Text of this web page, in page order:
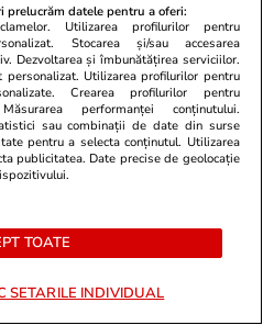
teorie
Putin
datele pentru a oferi:
Utilizarea profilurilor pentru
Stocarea și/sau accesarea
Dezvoltarea și îmbunătățirea serviciilor.
personalizat. Utilizarea profilurilor pentru
Crearea profilurilor pentru
performanței conținutului.
sau combinații de date din surse
pentru a selecta conținutul. Utilizarea
publicitatea. Date precise de geolocație
TOATE
SETARILE INDIVIDUAL